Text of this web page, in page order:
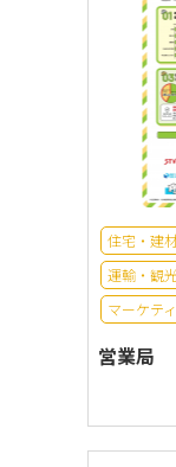
住宅・建
運輸・観
マーケテ
営業局